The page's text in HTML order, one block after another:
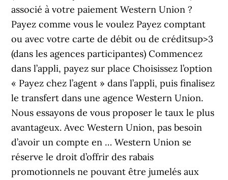
associé à votre paiement Western Union ?
Payez comme vous le voulez Payez comptant
ou avec votre carte de débit ou de créditsup>3
(dans les agences participantes) Commencez
dans l’appli, payez sur place Choisissez l’option
« Payez chez l’agent » dans l’appli, puis finalisez
le transfert dans une agence Western Union.
Nous essayons de vous proposer le taux le plus
avantageux. Avec Western Union, pas besoin
d’avoir un compte en … Western Union se
réserve le droit d’offrir des rabais
promotionnels ne pouvant être jumelés aux